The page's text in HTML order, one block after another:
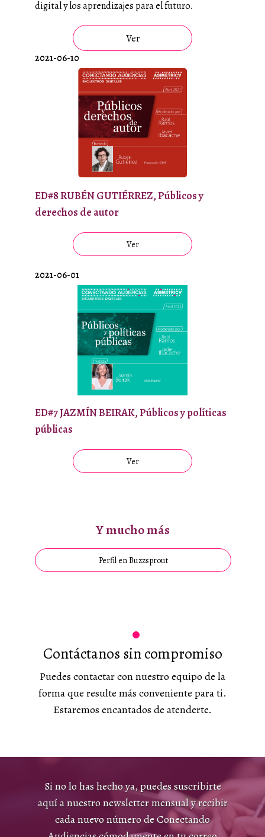
digital y los aprendizajes para el futuro.
Ver
2021-06-10
ED#8 RUBÉN GUTIÉRREZ, Públicos y
derechos de autor
Ver
2021-06-01
ED#7 JAZMÍN BEIRAK, Públicos y políticas
públicas
Ver
Y mucho más
Perfil en Buzzsprout
Contáctanos sin compromiso
Puedes contactar con nuestro equipo de la
forma que resulte más conveniente para ti.
Estaremos encantados de atenderte.
Si no lo has hecho ya, puedes suscribirte
aquí a nuestro newsletter mensual y recibir
cada nuevo número de Conectando